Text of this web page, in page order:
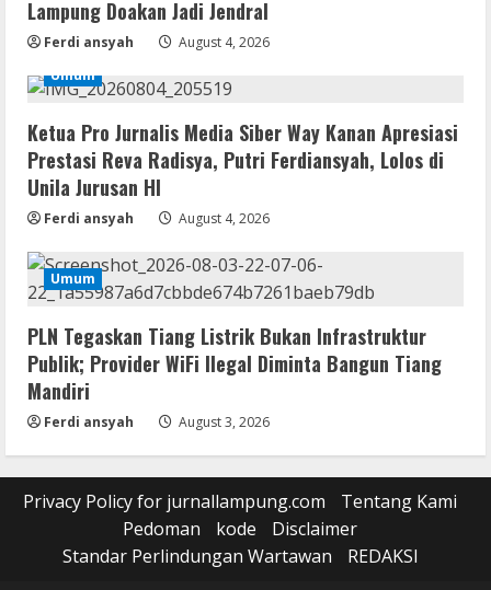
Lampung Doakan Jadi Jendral
Ferdi ansyah
August 4, 2026
Umum
Ketua Pro Jurnalis Media Siber Way Kanan Apresiasi
Prestasi Reva Radisya, Putri Ferdiansyah, Lolos di
Unila Jurusan HI
Ferdi ansyah August 4, 2026
Umum
PLN Tegaskan Tiang Listrik Bukan Infrastruktur
Publik; Provider WiFi Ilegal Diminta Bangun Tiang
Mandiri
Ferdi ansyah August 3, 2026
Privacy Policy for jurnallampung.com
Tentang Kami
Pedoman
kode
Disclaimer
Standar Perlindungan Wartawan
REDAKSI